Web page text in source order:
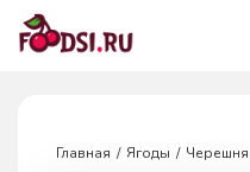
Главная Ягоды Черешня